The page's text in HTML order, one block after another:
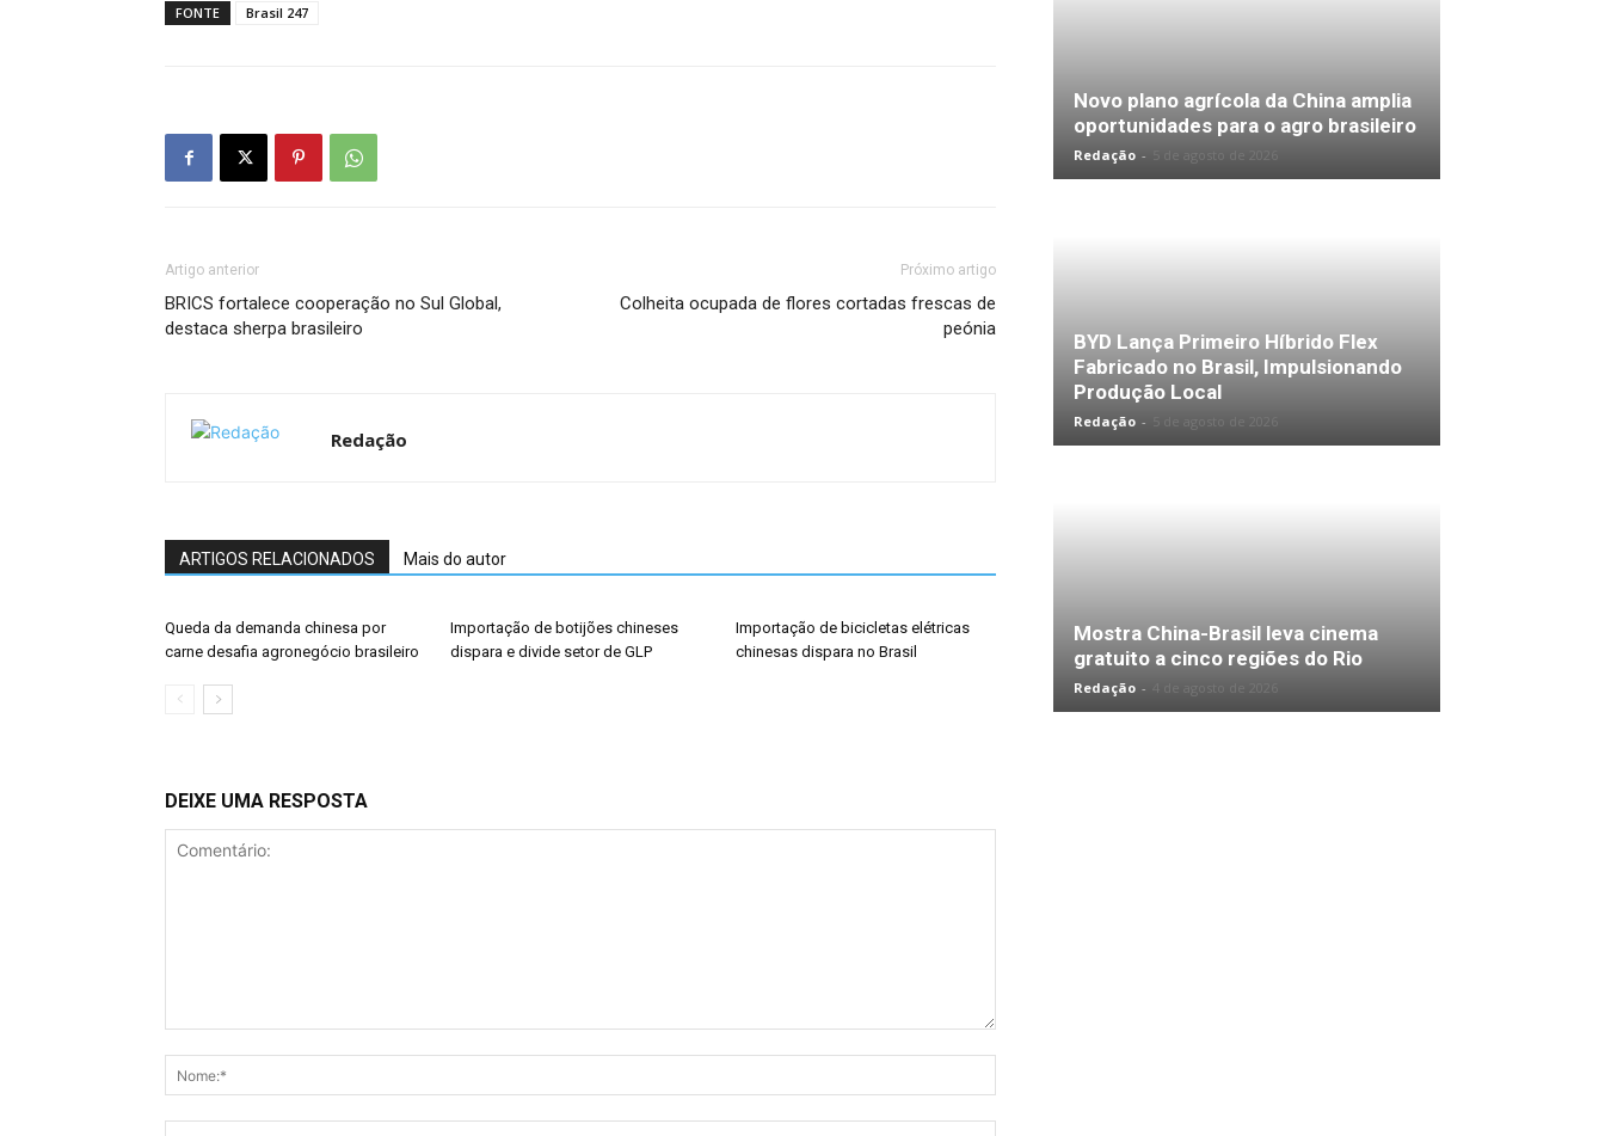
FONTE Brasil 247
Artigo anterior
BRICS fortalece cooperação no Sul Global,
destaca sherpa brasileiro
Próximo artigo
Colheita ocupada de flores cortadas frescas de
peónia
Redação
ARTIGOS RELACIONADOS Mais do autor
Queda da demanda chinesa por
carne desafia agronegócio brasileiro
Importação de botijões chineses
dispara e divide setor de GLP
Importação de bicicletas elétricas
chinesas dispara no Brasil
DEIXE UMA RESPOSTA
Novo plano agrícola da China amplia
oportunidades para o agro brasileiro
Redação -
BYD Lança Primeiro Híbrido Flex
Fabricado no Brasil, Impulsionando
Produção Local
Redação -
Mostra China-Brasil leva cinema
gratuito a cinco regiões do Rio
Redação -